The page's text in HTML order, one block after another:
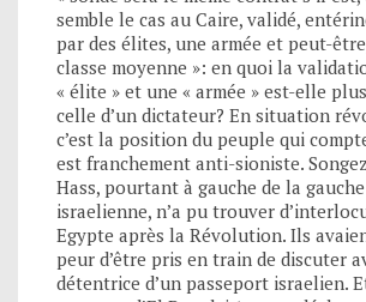
semble le cas au Caire, validé,
par des élites, une armée et peut-
classe moyenne »: en quoi la
« élite » et une « armée » est-elle
celle d’un dictateur? En situation
c’est la position du peuple qui
est franchement anti-sioniste. Songez
Hass, pourtant à gauche de la
israelienne, n’a pu trouver
Egypte après la Révolution. Ils
peur d’être pris en train de discuter
détentrice d’un passeport israelien.